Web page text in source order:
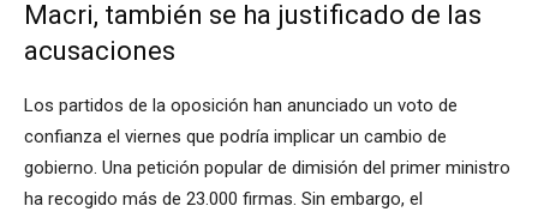
Macri, también se ha justificado de las
acusaciones
Los partidos de la oposición han anunciado un voto de
confianza el viernes que podría implicar un cambio de
gobierno. Una petición popular de dimisión del primer ministro
ha recogido más de 23.000 firmas. Sin embargo, el